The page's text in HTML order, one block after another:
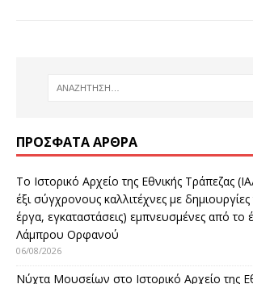
ΠΡΌΣΦΑΤΑ ΆΡΘΡΑ
Το Ιστορικό Αρχείο της Εθνικής Τράπεζας
έξι σύγχρονους καλλιτέχνες με δημιουργίες
έργα, εγκαταστάσεις) εμπνευσμένες από το
Λάμπρου Ορφανού
06/08/2026
Νύχτα Μουσείων στο Ιστορικό Αρχείο της